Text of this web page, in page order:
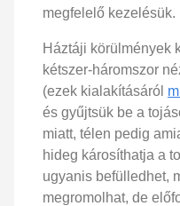
megfelelő kezelésük.
Háztáji körülmények
kétszer-háromszor
(ezek kialakításáról
és gyűjtsük be a
miatt, télen pedig
hideg károsíthatja a
ugyanis befülledhet,
megromolhat, de